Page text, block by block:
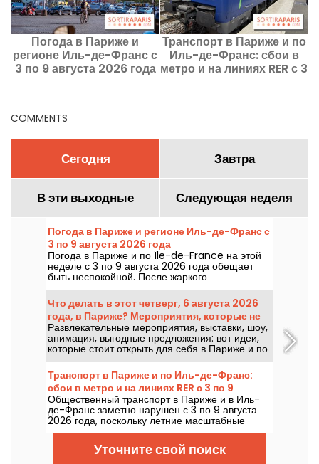
Погода в Париже и
регионе Иль-де-Франс с
3 по 9 августа 2026 года
Транспорт в Париже и по
Иль-де-Франс: сбои в
метро и на линиях RER с 3
COMMENTS
Сегодня Завтра
В эти выходные Следующая неделя
Погода в Париже и регионе Иль-де-Франс с
3 по 9 августа 2026 года
Погода в Париже и по Île-de-France на этой
неделе с 3 по 9 августа 2026 года обещает
быть неспокойной. После жаркого
понедельника с риском гроз температура
будет постепенно снижаться, а к выходным
вернется более жаркая и солнечная погода.
Что делать в этот четверг, 6 августа 2026
года, в Париже? Мероприятия, которые не
стоит пропускать
Развлекательные мероприятия, выставки, шоу,
анимация, выгодные предложения: вот идеи,
которые стоит открыть для себя в Париже и по
всей Иль-де-Франс в четверг 6 августа 2026
года.
Транспорт в Париже и по Иль-де-Франс:
сбои в метро и на линиях RER с 3 по 9
августа 2026 года
Общественный транспорт в Париже и в Иль-
де-Франс заметно нарушен с 3 по 9 августа
2026 года, поскольку летние масштабные
работы сильно влияют на отдельные линии,
Уточните свой поиск